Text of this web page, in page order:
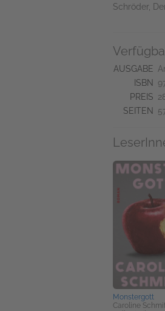
Schröder,
AUSGABE
ISBN
PREIS
SEITEN
Monstergott
Caroline